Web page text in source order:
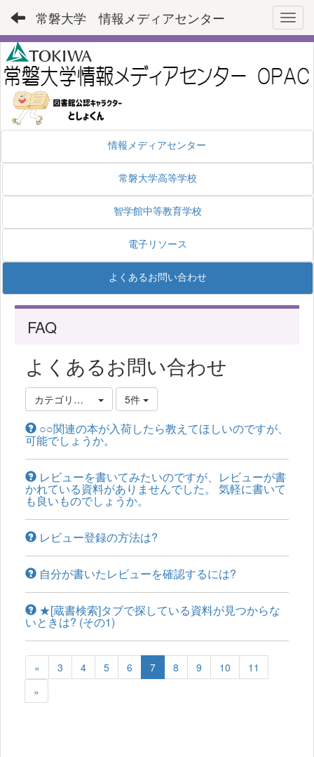
常磐大学 情報メディアセンター
情報メディアセンター
常磐大学高等学校
智学館中等教育学校
電子リソース
よくあるお問い合わせ
FAQ
よくあるお問い合わせ
カテゴリ選択 5件
○○関連の本が入荷したら教えてほしいのですが、
可能でしょうか。
レビューを書いてみたいのですが、レビューが書
かれている資料がありませんでした。 気軽に書いて
も良いものでしょうか。
レビュー登録の方法は?
自分が書いたレビューを確認するには?
★[蔵書検索]タブで探している資料が見つからな
いときは? (その1)
« 3 4 5 6 7 8 9 10
11
»